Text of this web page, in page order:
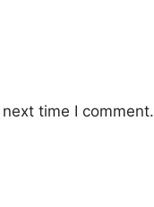
time I comment.